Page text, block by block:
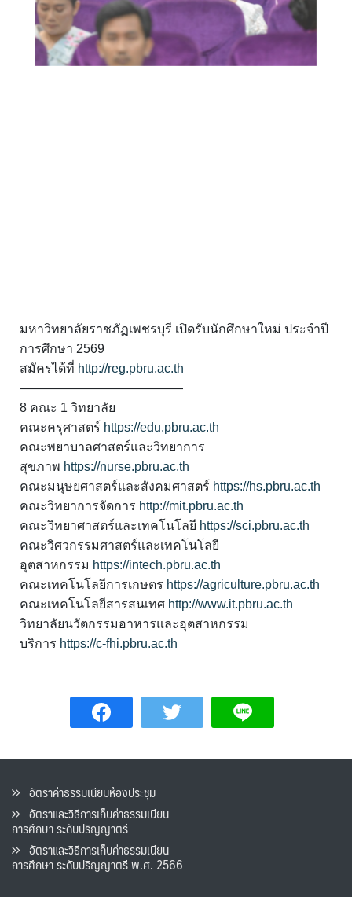
มหาวิทยาลัยราชภัฏเพชรบุรี เปิดรับนักศึกษาใหม่ ประจำปี
การศึกษา 2569
สมัครได้ที่ http://reg.pbru.ac.th
—————————————
8 คณะ 1 วิทยาลัย
คณะครุศาสตร์ https://edu.pbru.ac.th
คณะพยาบาลศาสตร์และวิทยาการ
สุขภาพ https://nurse.pbru.ac.th
คณะมนุษยศาสตร์และสังคมศาสตร์ https://hs.pbru.ac.th
คณะวิทยาการจัดการ http://mit.pbru.ac.th
คณะวิทยาศาสตร์และเทคโนโลยี https://sci.pbru.ac.th
คณะวิศวกรรมศาสตร์และเทคโนโลยี
อุตสาหกรรม https://intech.pbru.ac.th
คณะเทคโนโลยีการเกษตร https://agriculture.pbru.ac.th
คณะเทคโนโลยีสารสนเทศ http://www.it.pbru.ac.th
วิทยาลัยนวัตกรรมอาหารและอุตสาหกรรม
บริการ https://c-fhi.pbru.ac.th
อัตราค่าธรรมเนียมห้องประชุม
อัตราและวิธีการเก็บค่าธรรมเนียน
การศึกษา ระดับปริญญาตรี
อัตราและวิธีการเก็บค่าธรรมเนียน
การศึกษา ระดับปริญญาตรี พ.ศ. 2566